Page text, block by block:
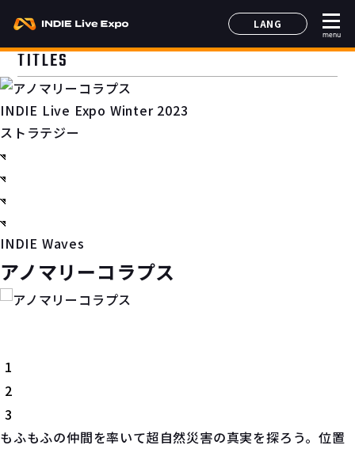
LANG
日本語
menu
TITLES
INDIE Live Expo Winter 2023
ストラテジー
INDIE Waves
アノマリーコラプス
1
2
3
もふもふの仲間を率いて超自然災害の真実を探ろう。位置